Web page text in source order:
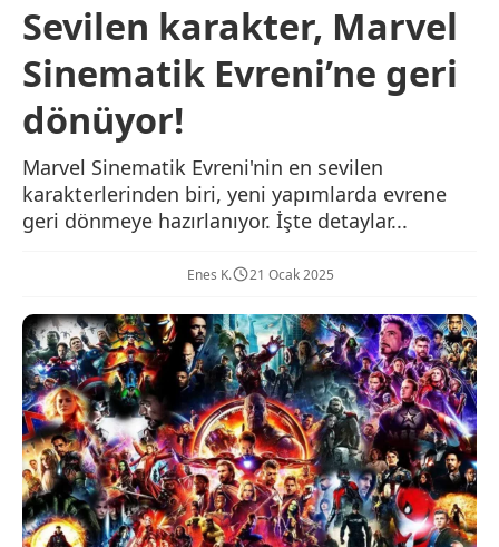
Sevilen karakter, Marvel
Sinematik Evreni’ne geri
dönüyor!
Marvel Sinematik Evreni'nin en sevilen
karakterlerinden biri, yeni yapımlarda evrene
geri dönmeye hazırlanıyor. İşte detaylar...
Enes K. 21 Ocak 2025